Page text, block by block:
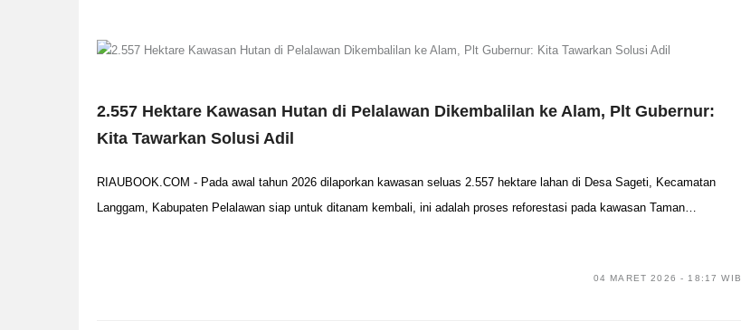
2.557 Hektare Kawasan Hutan di Pelalawan Dikembalilan ke Alam, Plt Gubernur:
Kita Tawarkan Solusi Adil
RIAUBOOK.COM - Pada awal tahun 2026 dilaporkan kawasan seluas 2.557 hektare lahan di Desa Sageti, Kecamatan
Langgam, Kabupaten Pelalawan siap untuk ditanam kembali, ini adalah proses reforestasi pada kawasan Taman…
04 MARET 2026 - 18:17 WIB